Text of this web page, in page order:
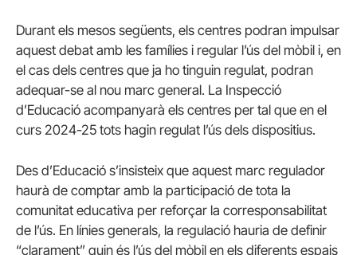
Durant els mesos següents, els centres podran impulsar
aquest debat amb les famílies i regular l’ús del mòbil i, en
el cas dels centres que ja ho tinguin regulat, podran
adequar-se al nou marc general. La Inspecció
d’Educació acompanyarà els centres per tal que en el
curs 2024-25 tots hagin regulat l’ús dels dispositius.
Des d’Educació s’insisteix que aquest marc regulador
haurà de comptar amb la participació de tota la
comunitat educativa per reforçar la corresponsabilitat
de l’ús. En línies generals, la regulació hauria de definir
“clarament” quin és l’ús del mòbil en els diferents espais